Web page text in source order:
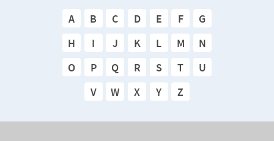
A B C D E F
G
H
I J K L M
N
O
P Q R S T
U
V
W X Y Z